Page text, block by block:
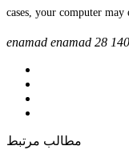
cases, your computer may
enamad enamad
مطالب مرتبط